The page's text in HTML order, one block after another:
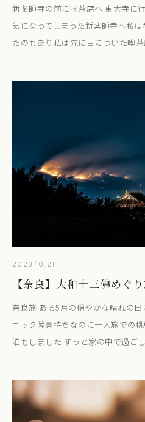
新薬師寺の前に喫茶店へ 東大寺に
気になってしまった新薬師寺へ私
たのもあり私は先に目についた喫
2023.10.21
【奈良】大和十三佛めぐ
奈良旅 ある5月の穏やかな晴れの
ニック障害持ちなのに一人旅での
泊もしました ずっと家の中で過ご